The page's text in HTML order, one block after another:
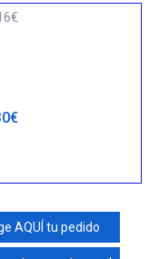
AQUÍ tu pedido